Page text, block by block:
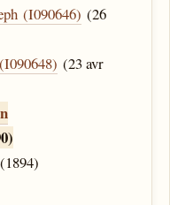
(I090646) (26
(23 avr
(1894)